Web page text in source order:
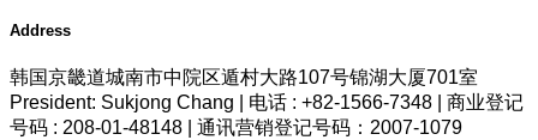
Address
韩国京畿道城南市中院区遁村大路107号锦湖大厦701室
President: Sukjong Chang | 电话 : +82-1566-7348 | 商业登记
号码 : 208-01-48148 | 通讯营销登记号码：2007-1079